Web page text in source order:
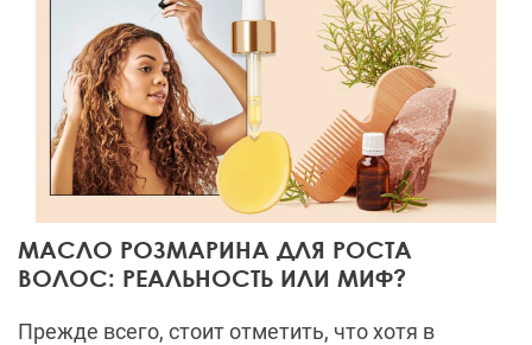
МАСЛО РОЗМАРИНА ДЛЯ РОСТА
ВОЛОС: РЕАЛЬНОСТЬ ИЛИ МИФ?
Прежде всего, стоит отметить, что хотя в